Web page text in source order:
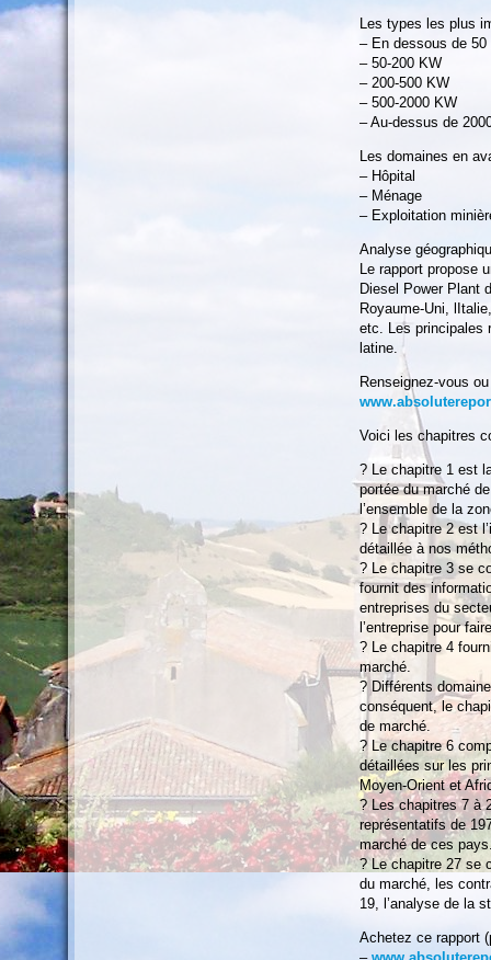
Les types les plus
– En dessous de 50
– 50-200 KW
– 200-500 KW
– 500-2000 KW
– Au-dessus de
Les domaines en
– Hôpital
– Ménage
– Exploitation
Analyse
Le rapport propose
Diesel Power Plant
Royaume-Uni,
etc. Les principales
latine.
Renseignez-vous
Voici les chapitres
? Le chapitre 1 est
portée du marché
l’ensemble de la
? Le chapitre 2 est
détaillée à nos
? Le chapitre 3 se
fournit des
entreprises du
l’entreprise pour
? Le chapitre 4
marché.
? Différents
conséquent, le
de marché.
? Le chapitre 6
détaillées sur les
Moyen-Orient et
? Les chapitres 7 à
représentatifs de
marché de ces
? Le chapitre 27 se
du marché, les
19, l’analyse de la
Achetez ce rapport